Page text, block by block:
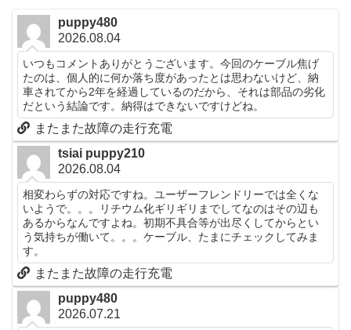
puppy480
2026.08.04
いつもコメントありがとうございます。今回のケーブル焦げ
たのは、個人的に何か落ち度があったとは思わないけど、納
車されてから2年を経過しているのだから、それは部品の劣化
だという結論です。納得はできないですけどね。
またまた故障の走行充電
tsiai puppy210
2026.08.04
相変わらずの対応ですね。ユーザーフレンドリーでは全くな
いようで。。。リチウム化ギリギリまでしてなのはその辺も
あるからなんですよね。初期不具合等が出尽くしてからとい
う気持ちが働いて。。。ケーブル、たまにチェックしてみま
す。
またまた故障の走行充電
puppy480
2026.07.21